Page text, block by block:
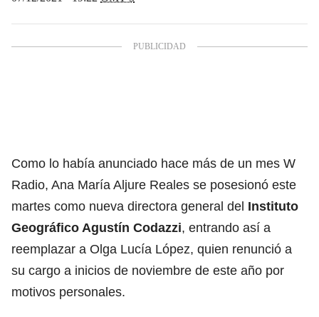
Como lo había anunciado hace más de un mes W
Radio, Ana María Aljure Reales se posesionó este
martes como nueva directora general del Instituto
Geográfico Agustín Codazzi, entrando así a
reemplazar a Olga Lucía López, quien renunció a
su cargo a inicios de noviembre de este año por
motivos personales.